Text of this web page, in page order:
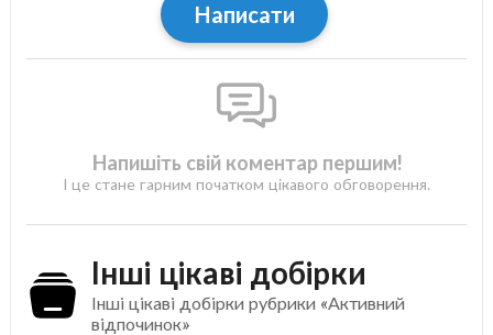
Написати
Напишіть свій коментар першим!
І це стане гарним початком цікавого обговорення.
Інші цікаві добірки
Інші цікаві добірки рубрики «Активний
відпочинок»